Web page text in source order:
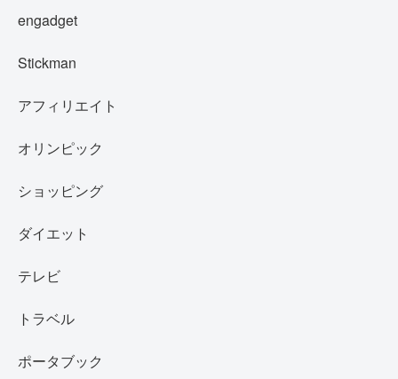
engadget
Stickman
アフィリエイト
オリンピック
ショッピング
ダイエット
テレビ
トラベル
ポータブック